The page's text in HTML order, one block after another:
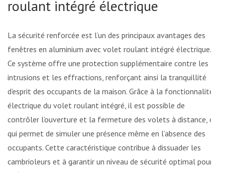
roulant intégré électrique
La sécurité renforcée est l’un des principaux avantages des
fenêtres en aluminium avec volet roulant intégré électrique.
Ce système offre une protection supplémentaire contre les
intrusions et les effractions, renforçant ainsi la tranquillité
d’esprit des occupants de la maison. Grâce à la fonctionnalité
électrique du volet roulant intégré, il est possible de
contrôler l’ouverture et la fermeture des volets à distance, ce
qui permet de simuler une présence même en l’absence des
occupants. Cette caractéristique contribue à dissuader les
cambrioleurs et à garantir un niveau de sécurité optimal pour